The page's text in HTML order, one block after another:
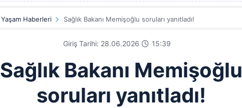
Yaşam Haberleri Sağlık Bakanı Memişoğlu soruları yanıtladı!
Giriş Tarihi: 28.06.2026 15:39
Sağlık Bakanı Memişoğlu
soruları yanıtladı!